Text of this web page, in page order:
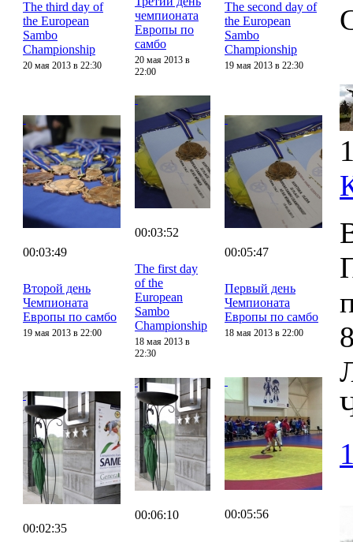
The third day of
the European
Sambo
Championship
20 мая 2013 в 22:30
чемпионата
Европы по
самбо
20 мая 2013 в
22:00
The second day of
the European
Sambo
Championship
19 мая 2013 в 22:30
00:03:49
Второй день
Чемпионата
Европы по самбо
19 мая 2013 в 22:00
00:03:52
The first day
of the
European
Sambo
Championship
18 мая 2013 в
22:30
00:05:47
Первый день
Чемпионата
Европы по самбо
18 мая 2013 в 22:00
00:02:35
00:06:10 00:05:56